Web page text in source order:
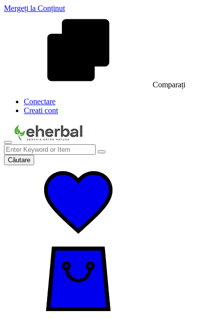
Mergeți la Conținut
Comparați
Conectare
Creati cont
Căutare